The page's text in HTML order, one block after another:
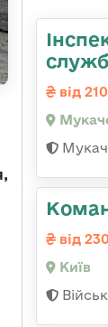
від
від
Київ